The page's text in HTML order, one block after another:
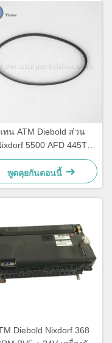
ทน ATM Diebold ส่วน
5500 AFD 445T
ขัดขนส่ง 2900837500AH
พูดคุยกันตอนนี้
Diebold Nixdorf 368